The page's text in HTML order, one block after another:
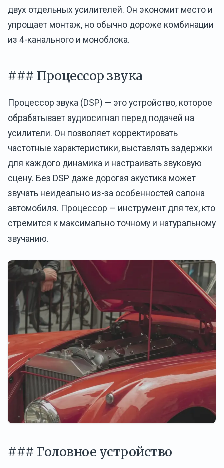
двух отдельных усилителей. Он экономит место и
упрощает монтаж, но обычно дороже комбинации
из 4-канального и моноблока.
### Процессор звука
Процессор звука (DSP) — это устройство, которое
обрабатывает аудиосигнал перед подачей на
усилители. Он позволяет корректировать
частотные характеристики, выставлять задержки
для каждого динамика и настраивать звуковую
сцену. Без DSP даже дорогая акустика может
звучать неидеально из-за особенностей салона
автомобиля. Процессор — инструмент для тех, кто
стремится к максимально точному и натуральному
звучанию.
### Головное устройство